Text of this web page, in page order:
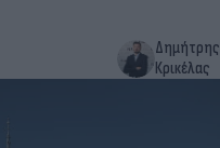
Δημήτρης
Κρικέλας